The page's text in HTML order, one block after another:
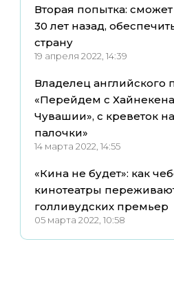
Вторая попытка:
30 лет назад,
страну
19 апреля 2022, 14:39
Владелец английского
«Перейдем с Хайнекена
Чувашии», с креветок
палочки»
14 марта 2022, 14:55
«Кина не будет»: как
кинотеатры
голливудских премьер
05 марта 2022, 10:58